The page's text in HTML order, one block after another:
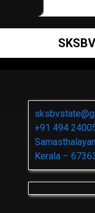
SKSBV
+91 494
Kerala –